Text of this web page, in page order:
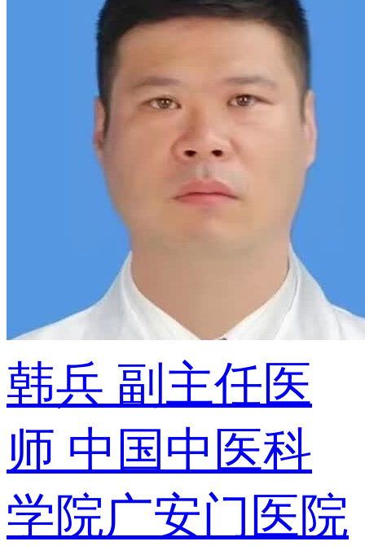
韩兵 副主任医
师 中国中医科
学院广安门医院